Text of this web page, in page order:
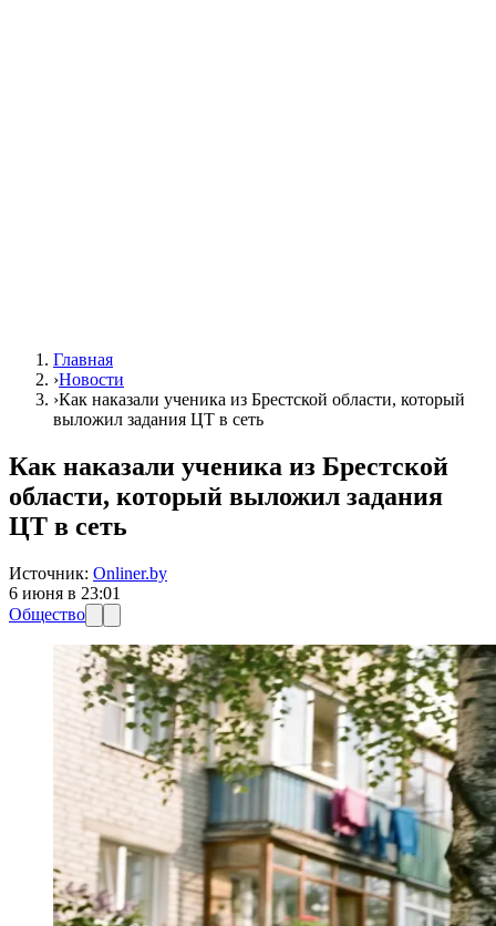
Главная
›Новости
›Как наказали ученика из Брестской области, который
выложил задания ЦТ в сеть
Как наказали ученика из Брестской
области, который выложил задания
ЦТ в сеть
Источник: Onliner.by
6 июня в 23:01
Общество